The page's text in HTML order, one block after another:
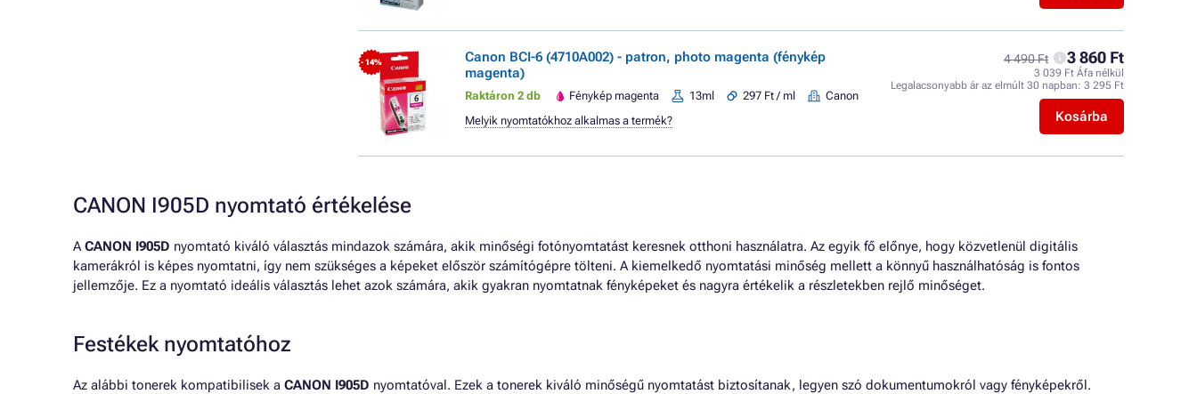
- 14%
Canon BCI-6 (4710A002) - patron, photo magenta (fénykép
magenta)
Raktáron 2 db Fénykép magenta 13ml 297 Ft / ml Canon
4 490 Ft 3 860 Ft
3 039 Ft Áfa nélkül
Legalacsonyabb ár az elmúlt 30 napban: 3 295 Ft
Kosárba
Melyik nyomtatókhoz alkalmas a termék?
CANON I905D nyomtató értékelése
ACANON I905D nyomtató kiváló választás mindazok számára, akik minőségi fotónyomtatást keresnek otthoni használatra. Az egyik fő előnye, hogy közvetlenül digitális
kamerákról is képes nyomtatni, így nem szükséges a képeket először számítógépre tölteni. A kiemelkedő nyomtatási minőség mellett a könnyű használhatóság is fontos
jellemzője. Ez a nyomtató ideális választás lehet azok számára, akik gyakran nyomtatnak fényképeket és nagyra értékelik a részletekben rejlő minőséget.
Festékek nyomtatóhoz
Az alábbi tonerek kompatibilisek a CANON I905D nyomtatóval. Ezek a tonerek kiváló minőségű nyomtatást biztosítanak, legyen szó dokumentumokról vagy fényképekről.